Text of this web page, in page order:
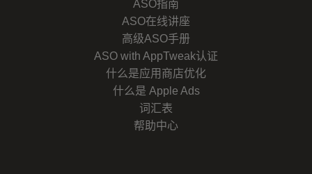
ASO指南
ASO在线讲座
高级ASO手册
ASO with AppTweak认证
什么是应用商店优化
什么是 Apple Ads
词汇表
帮助中心